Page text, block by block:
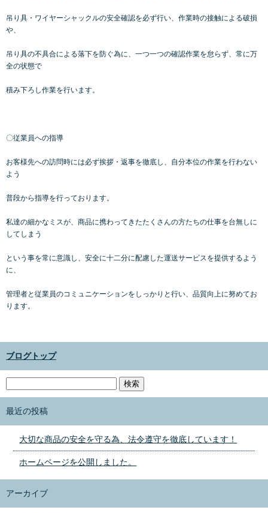
吊り具・ワイヤーシャックルの安全確認を必ず行い、作業時の接触による破損
や、
吊り具の不具合による落下を防ぐ為に、一つ一つの確認作業を怠らず、常に万
全の状態で
積み下ろし作業を行います。
〇従業員への指導
お客様先への訪問時には必ず挨拶・返事を徹底し、自分本位の作業を行わない
よう
普段から指導を行っております。
私達の細かなミスが、商品に携わってきたたくさんの方たちの仕事を台無しに
してしまう
という事を常に意識し、安全に十二分に配慮した運送サービスを提供するよう
に、
管理者と従業員のコミュニケーションをしっかりと行い、品質向上に努めてお
ります。
ブログトップ
最近の投稿
大切な商品の安全を守る為、法令遵守を徹底しています！
ホームページを公開しました。
アーカイブ